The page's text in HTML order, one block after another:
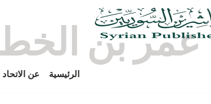
الرئيسية عن الاتحاد
عمر بن